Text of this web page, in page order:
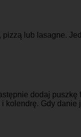
lub lasagne.
dodaj
Gdy